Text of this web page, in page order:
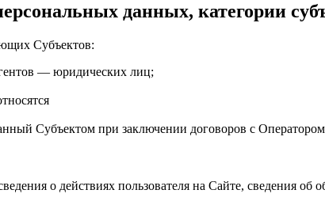
данных, категории
Субъектов:
— юридических лиц;
Субъектом при заключении договоров с
о действиях пользователя на Сайте, сведения об